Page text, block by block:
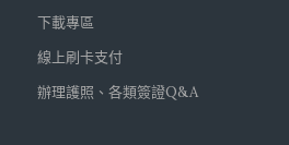
下載專區
線上刷卡支付
辦理護照、各類簽證Q&A